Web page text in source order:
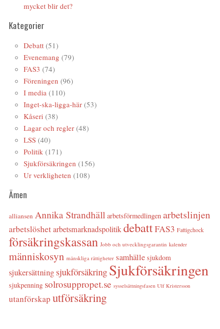
mycket blir det?
Kategorier
Debatt(51)
Evenemang (79)
FAS3 (74)
Föreningen (96)
I media(110)
Inget-ska-ligga-här(53)
Kåseri(38)
Lagar och regler(48)
LSS(40)
Politik(171)
Sjukförsäkringen (156)
Ur verkligheten (108)
Ämen
alliansen Annika Strandhäll arbetsförmedlingen arbetslinjen
arbetslöshet arbetsmarknadspolitik debattFAS3 Fattigchock
försäkringskassan Jobb och utvecklingsgarantin kalender
människosyn mänskliga rättigheter samhälle sjukdom
sjukersättning sjukförsäkring Sjukförsäkringen
sjukpenning solrosuppropet.se sysselsättningsfasen Ulf Kristersson
utanförskap utförsäkring